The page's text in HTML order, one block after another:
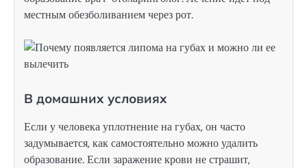
местным обезболиванием через рот.
В домашних условиях
Если у человека уплотнение на губах, он часто
задумывается, как самостоятельно можно удалить
образование. Если заражение крови не страшит,